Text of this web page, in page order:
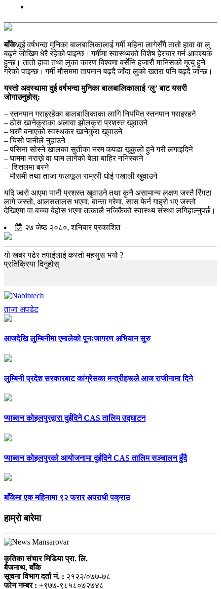
बाँके\दुई वर्षभन्दा मुनिका बालबालिकालाई गर्मी महिना लागेसँगै तातो हावा वा लु
बढ्ने जोखिम धेरै रहेको पाइन्छ। गर्मीमा स्वास्थ्यको विशेष हेरचार गर्न आवश्यक
हुन्छ। तातो हावा तथा लुका कारण विश्वमा बर्सेनि हजारौं मानिसको मृत्यु हुने
गरेको पाइन्छ। गर्मी मौसममा तापमान बढ्दै जाँदा लुको खतरा पनि बढ्दै जान्छ।
यस्तो अवस्थामा दुई वर्षभन्दा मुनिका बालबालिकालाई ‘लु’ बाट यसरी
जोगाउनुहोस्:
– स्तनपान गराइरहेका बालबालिकाका लागि नियमित स्तनपान गराइरहने
– ठोस खानेकुराका अलावा झोलकुरा प्रशस्त खुवाउने
– घरमै बनाएको स्वस्थकर खानेकुरा खुवाउने
– चिसो पानीले नुहाउने
– पसिना सोस्ने खालका सुतीका नरम कपडा खुकुलो हुने गरी लगाइदिने
– घाममा नराख्ने वा घाम लागेको बेला बाहिर ननिस्कने
– शितलमा बस्ने
– मौसमी तथा ताजा फलफूल राम्ररी धोई पखाली खुवाउने
यदि ज्वरो आएमा पानी प्रशस्त खुवाउने तथा कुनै असामान्य लक्षण जस्तै रिंगटा
लागे जस्तो, आलसतालस भएमा, बान्ता गरेमा, सास फेर्न गाह्रो भए जस्तो
देखिएमा वा बच्चा बेहोस भएमा तत्कालै नजिकैको स्वास्थ्य संस्था लगिहाल्नुपर्छ।
२७ जेष्ठ २०८०, शनिबार प्रकाशित
यो खबर पढेर तपाईलाई कस्तो महसुस भयो ?
प्रतिक्रिया दिनुहोस्
ताजा अपडेट
आजदेखि लुम्बिनीमा एमालेको पुनःजागरण अभियान सुरु
लुम्बिनी प्रदेश सरकारबाट कांग्रेसका मन्त्रीहरूले आज राजीनामा दिने
प्याब्सन कोहलपुरद्वारा दुईदिने CAS तालिम उद्घाटन
प्याब्सन कोहलपुरको आयोजनामा दुईदिने CAS तालिम सञ्चालन हुँदै
बाँकेमा एक महिनामा ९२ फरार अपराधी पक्राउ
हाम्राे बारेमा
कृतिका संचार मिडिया प्रा. लि.
बैजनाथ, बाँके
सूचना विभाग दर्ता नं. : २१२२/०७७-७८
फोन नम्बर : +९७७-९८५८०७२७४८